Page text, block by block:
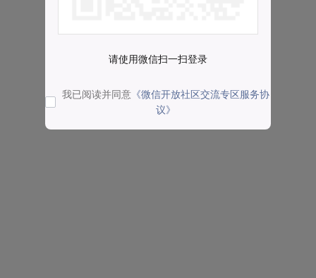
请使用微信扫一扫登录
我已阅读并同意 《微信开放社区交流专区服务协
议》